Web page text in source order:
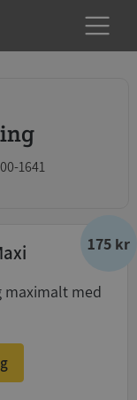
1641
175 kr
maximalt med